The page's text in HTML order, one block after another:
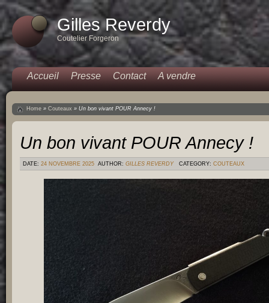
Gilles Reverdy
Coutelier Forgeron
Accueil Presse Contact A vendre
Home » Couteaux » Un bon vivant POUR Annecy !
Un bon vivant POUR Annecy !
DATE: 24 NOVEMBRE 2025 AUTHOR: GILLES REVERDY CATEGORY: COUTEAUX